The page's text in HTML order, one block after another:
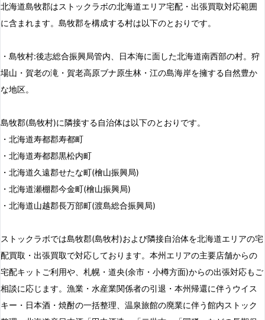
北海道島牧郡はストックラボの北海道エリア宅配・出張買取対応範囲
に含まれます。島牧郡を構成する村は以下のとおりです。
・島牧村:後志総合振興局管内、日本海に面した北海道南西部の村。狩
場山・賀老の滝・賀老高原ブナ原生林・江の島海岸を擁する自然豊か
な地区。
島牧郡(島牧村)に隣接する自治体は以下のとおりです。
・北海道寿都郡寿都町
・北海道寿都郡黒松内町
・北海道久遠郡せたな町(檜山振興局)
・北海道瀬棚郡今金町(檜山振興局)
・北海道山越郡長万部町(渡島総合振興局)
ストックラボでは島牧郡(島牧村)および隣接自治体を北海道エリアの宅
配買取・出張買取で対応しております。本州エリアの主要店舗からの
宅配キットご利用や、札幌・道央(余市・小樽方面)からの出張対応もご
相談に応じます。漁業・水産業関係者の引退・本州帰還に伴うウイス
キー・日本酒・焼酎の一括整理、温泉旅館の廃業に伴う館内ストック